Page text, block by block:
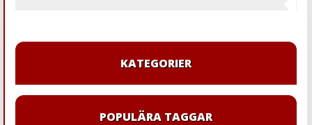
KATEGORIER
POPULÄRA TAGGAR